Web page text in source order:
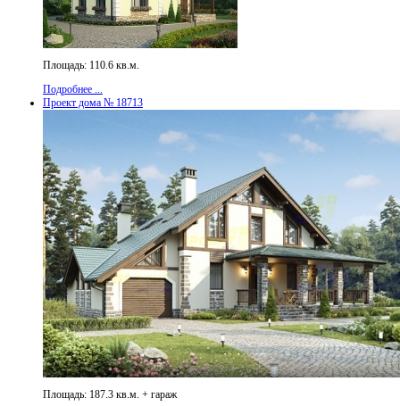
Площадь: 110.6 кв.м.
Подробнее ...
Проект дома № 18713
Площадь: 187.3 кв.м. + гараж